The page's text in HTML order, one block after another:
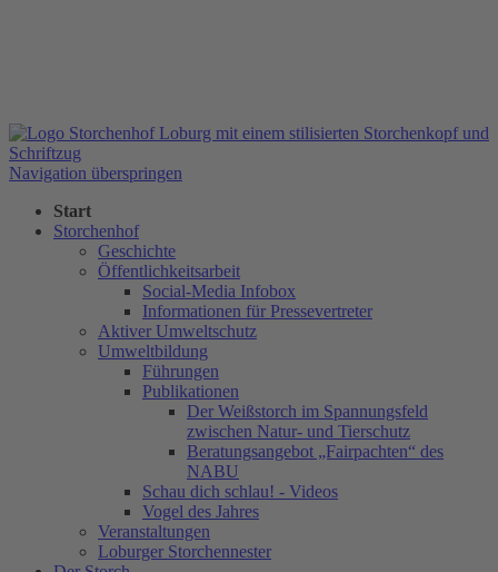
Navigation überspringen
Start
Storchenhof
Geschichte
Öffentlichkeitsarbeit
Social-Media Infobox
Informationen für Pressevertreter
Aktiver Umweltschutz
Umweltbildung
Führungen
Publikationen
Der Weißstorch im Spannungsfeld
zwischen Natur- und Tierschutz
Beratungsangebot „Fairpachten“ des
NABU
Schau dich schlau! - Videos
Vogel des Jahres
Veranstaltungen
Loburger Storchennester